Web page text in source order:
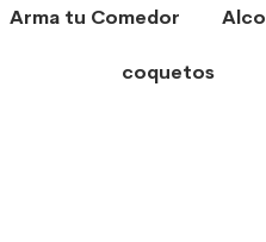
Arma tu Comedor
coquetos